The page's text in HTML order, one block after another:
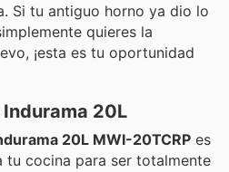
Si tu antiguo horno ya dio lo
quieres la
¡esta es tu oportunidad
20L
20L MWI-20TCRP es
tu cocina para ser totalmente